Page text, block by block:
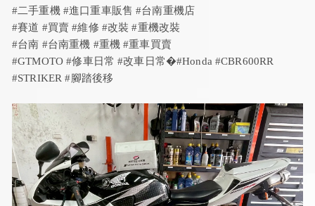
#二手重機 #進口重車販售 #台南重機店
#賽道 #買賣 #維修 #改裝 #重機改裝
#台南 #台南重機 #重機 #重車買賣
​#GTMOTO #修車日常 #改車日常�#Honda #CBR600RR
#STRIKER #腳踏後移